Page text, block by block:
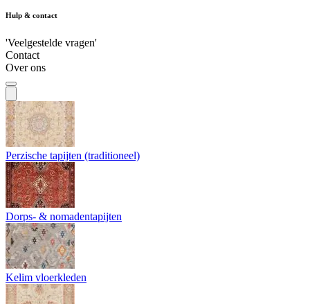
Hulp & contact
'Veelgestelde vragen'
Contact
Over ons
Perzische tapijten (traditioneel)
Dorps- & nomadentapijten
Kelim vloerkleden